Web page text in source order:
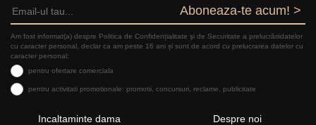
Aboneaza-te acum! >
Am fost informat(a) despre Politica de Confidențialitate şi de Securitate a prelucrăriidatelor
cu caracter personal, declar ca am peste 16 ani și sunt de acord cu prelucrarea datelor cu
caracter personal:
pentru ofertare comerciala
pentru activitati promotionale: promotii, concursuri, reclame, publicitate
Incaltaminte dama
Despre noi